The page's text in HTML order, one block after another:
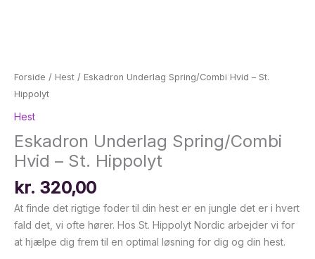
Forside / Hest / Eskadron Underlag Spring/Combi Hvid – St.
Hippolyt
Hest
Eskadron Underlag Spring/Combi
Hvid – St. Hippolyt
kr. 320,00
At finde det rigtige foder til din hest er en jungle det er i hvert
fald det, vi ofte hører. Hos St. Hippolyt Nordic arbejder vi for
at hjælpe dig frem til en optimal løsning for dig og din hest.